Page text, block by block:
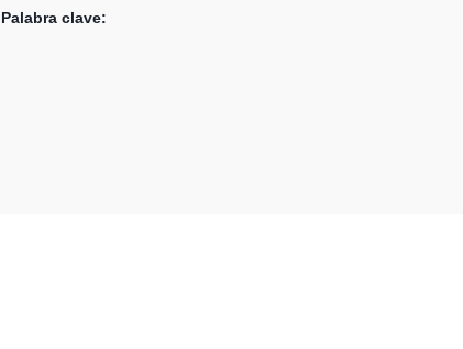
Palabra clave: